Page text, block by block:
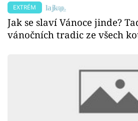
EXTRÉM
Jak se slaví Vánoce jinde?
vánočních tradic ze všech